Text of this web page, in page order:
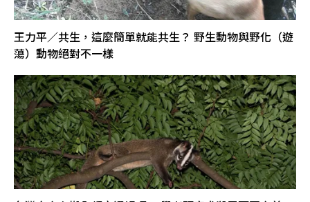
王力平／共生，這麼簡單就能共生？ 野生動物與野化（遊
蕩）動物絕對不一樣